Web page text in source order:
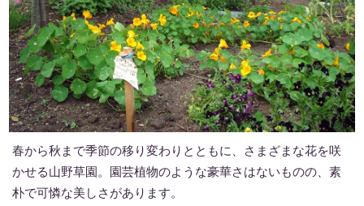
春から秋まで季節の移り変わりとともに、さまざまな花を咲
かせる山野草園。園芸植物のような豪華さはないものの、素
朴で可憐な美しさがあります。